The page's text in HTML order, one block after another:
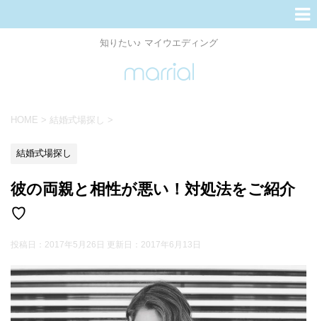
知りたい♪ マイウエディング
HOME > 結婚式場探し >
結婚式場探し
彼の両親と相性が悪い！対処法をご紹介
♡
投稿日：2017年5月26日 更新日： 2017年6月13日